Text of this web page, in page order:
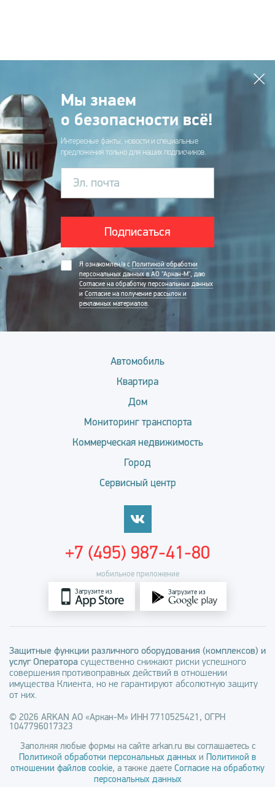
Мы знаем
о безопасности всё!
Интересные факты, новости и специальные
предложения только для наших подписчиков.
Эл. почта
Подписаться
Я ознакомлен/а с Политикой обработки
персональных данных в АО "Аркан-М", даю
Согласие на обработку персональных данных
и Согласие на получение рассылок и
рекламных материалов.
Автомобиль
Квартира
Дом
Мониторинг транспорта
Коммерческая недвижимость
Город
Сервисный центр
мобильное приложение
Загрузите из Загрузите из
+7 (495) 987-41-80
Защитные функции различного оборудования (комплексов) и
услуг Оператора существенно снижают риски успешного
совершения противоправных действий в отношении
имущества Клиента, но не гарантируют абсолютную защиту
от них.
© 2026 ARKAN АО «Аркан-М» ИНН 7710525421, ОГРН
1047796017323
Заполняя любые формы на сайте arkan.ru вы соглашаетесь с
Политикой обработки персональных данных и Политикой в
отношении файлов cookie, а также даете Согласие на обработку
персональных данных